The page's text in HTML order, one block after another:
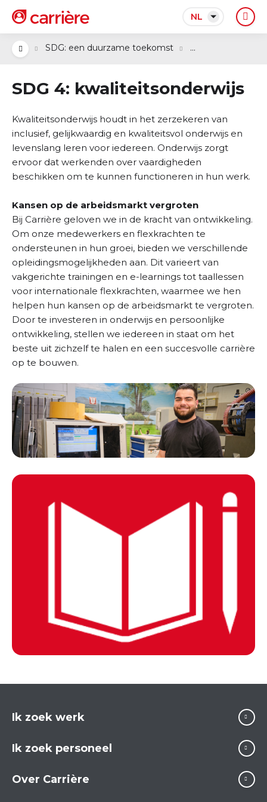
NL
SDG: een duurzame toekomst ...
SDG 4: kwaliteitsonderwijs
Kwaliteitsonderwijs houdt in het zerzekeren van
inclusief, gelijkwaardig en kwaliteitsvol onderwijs en
levenslang leren voor iedereen. Onderwijs zorgt
ervoor dat werkenden over vaardigheden
beschikken om te kunnen functioneren in hun werk.
Kansen op de arbeidsmarkt vergroten
Bij Carrière geloven we in de kracht van ontwikkeling.
Om onze medewerkers en flexkrachten te
ondersteunen in hun groei, bieden we verschillende
opleidingsmogelijkheden aan. Dit varieert van
vakgerichte trainingen en e-learnings tot taallessen
voor internationale flexkrachten, waarmee we hen
helpen hun kansen op de arbeidsmarkt te vergroten.
Door te investeren in onderwijs en persoonlijke
ontwikkeling, stellen we iedereen in staat om het
beste uit zichzelf te halen en een succesvolle carrière
op te bouwen.
Ik zoek werk
Ik zoek personeel
Over Carrière